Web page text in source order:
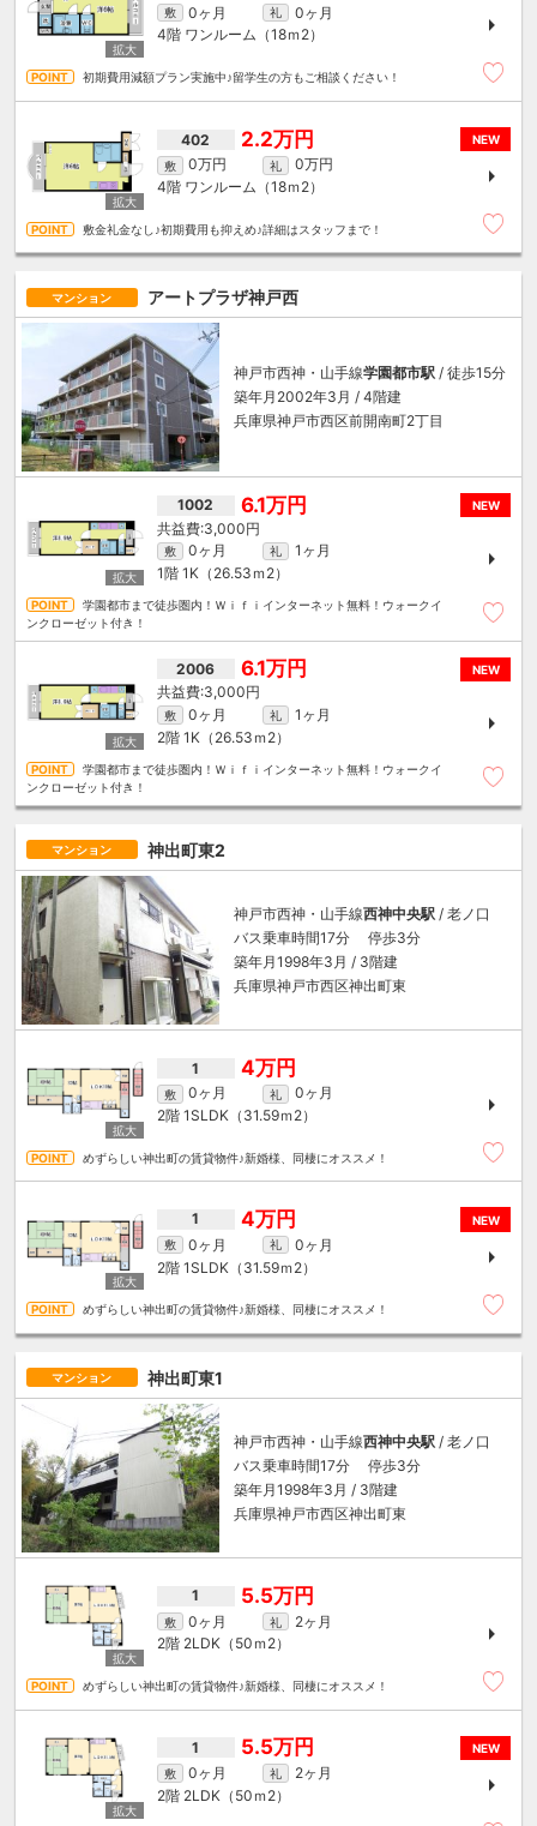
敷 0ヶ月 礼
0ヶ月
4階 ワンルーム（18ｍ 2）
初期費用減額プラン実施中♪留学生の方もご相談ください！
NEW
402 2.2万円
敷 0万円 礼
0万円
4階 ワンルーム（18ｍ 2）
敷金礼金なし♪初期費用も抑えめ♪詳細はスタッフまで！
マンション アートプラザ神戸西
神戸市西神・山手線学園都市駅 / 徒歩15分
築年月2002年3月 / 4階建
兵庫県神戸市西区前開南町2丁目
NEW
1002 6.1万円
3,000円
敷 0ヶ月 礼
1ヶ月
1階 1K（26.53ｍ 2）
学園都市まで徒歩圏内！Ｗｉｆｉインターネット無料！ウォークイ
ンクローゼット付き！
NEW
2006 6.1万円
3,000円
敷 0ヶ月 礼
1ヶ月
2階 1K（26.53ｍ 2）
学園都市まで徒歩圏内！Ｗｉｆｉインターネット無料！ウォークイ
ンクローゼット付き！
マンション 神出町東2
神戸市西神・山手線西神中央駅 / 老ノ口
バス乗車時間17分 停歩3分
築年月1998年3月 / 3階建
兵庫県神戸市西区神出町東
1 4万円
敷 0ヶ月 礼
0ヶ月
2階 1SLDK（31.59ｍ 2）
めずらしい神出町の賃貸物件♪新婚様、同棲にオススメ！
NEW
1 4万円
敷 0ヶ月 礼
0ヶ月
2階 1SLDK（31.59ｍ 2）
めずらしい神出町の賃貸物件♪新婚様、同棲にオススメ！
マンション 神出町東1
神戸市西神・山手線西神中央駅 / 老ノ口
バス乗車時間17分 停歩3分
築年月1998年3月 / 3階建
兵庫県神戸市西区神出町東
1 5.5万円
敷 0ヶ月 礼
2ヶ月
2階 2LDK（50ｍ 2）
めずらしい神出町の賃貸物件♪新婚様、同棲にオススメ！
NEW
1 5.5万円
敷 0ヶ月 礼
2ヶ月
2階 2LDK（50ｍ 2）